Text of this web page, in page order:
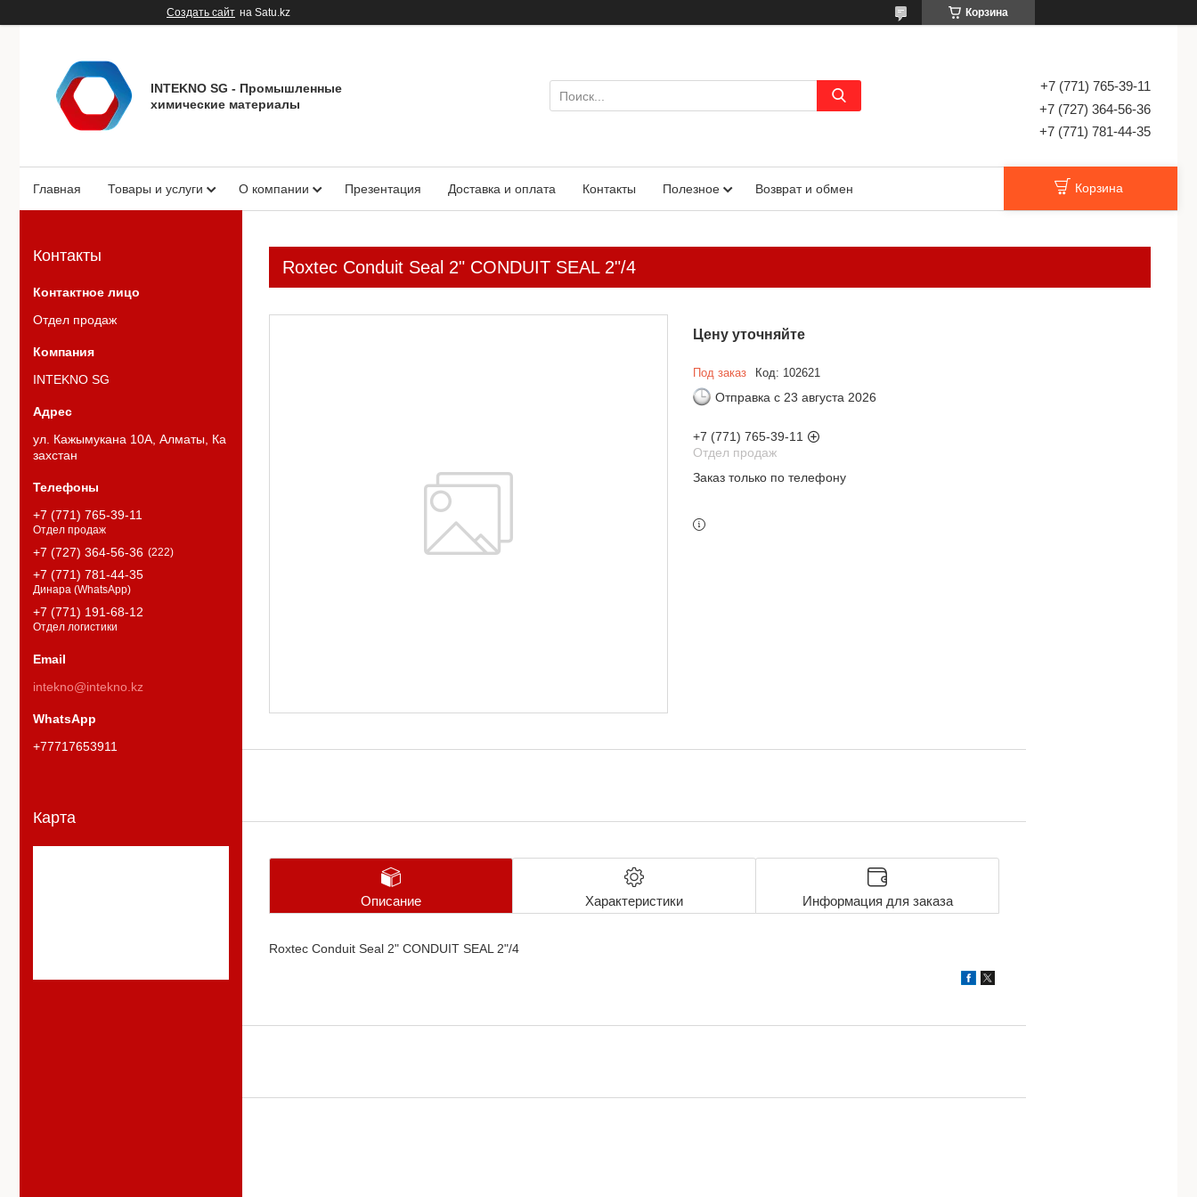
Создать сайт на Satu.kz Корзина
INTEKNO SG - Промышленные
химические материалы
+7 (771) 765-39-11
+7 (727) 364-56-36
+7 (771) 781-44-35
Главная Товары и услуги О компании Презентация Доставка и оплата Контакты Полезное Возврат и обмен Корзина
Roxtec Conduit Seal 2" CONDUIT SEAL 2"/4
Цену уточняйте
Под заказ Код: 102621
Отправка с 23 августа 2026
+7 (771) 765-39-11
Отдел продаж
Заказ только по телефону
Описание Характеристики Информация для заказа
Roxtec Conduit Seal 2" CONDUIT SEAL 2"/4
Контакты
Отдел продаж
INTEKNO SG
ул. Кажымукана 10А, Алматы, Ка
захстан
+7 (771) 765-39-11
Отдел продаж
+7 (727) 364-56-36 222
+7 (771) 781-44-35
Динара (WhatsApp)
+7 (771) 191-68-12
Отдел логистики
intekno@intekno.kz
+77717653911
Карта